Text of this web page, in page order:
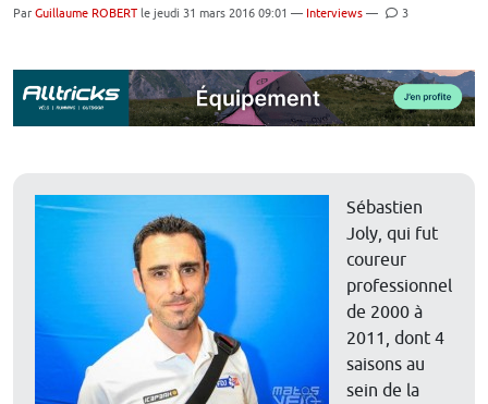
Par Guillaume ROBERT le jeudi 31 mars 2016 09:01 — Interviews — 3
Sébastien
Joly, qui fut
coureur
professionnel
de 2000 à
2011, dont 4
saisons au
sein de la